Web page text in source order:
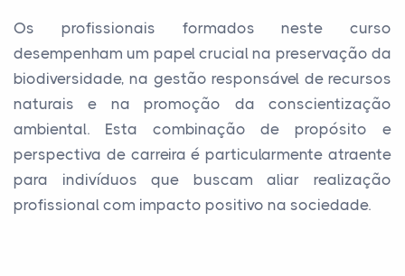
Os profissionais formados neste curso
desempenham um papel crucial na preservação da
biodiversidade, na gestão responsável de recursos
naturais e na promoção da conscientização
ambiental. Esta combinação de propósito e
perspectiva de carreira é particularmente atraente
para indivíduos que buscam aliar realização
profissional com impacto positivo na sociedade.